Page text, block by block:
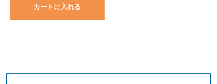
カートに入れる